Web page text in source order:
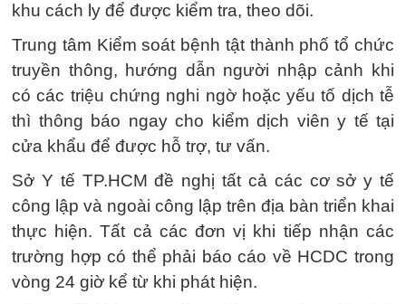
khu cách ly để được kiểm tra, theo dõi.
Trung tâm Kiểm soát bệnh tật thành phố tổ chức
truyền thông, hướng dẫn người nhập cảnh khi
có các triệu chứng nghi ngờ hoặc yếu tố dịch tễ
thì thông báo ngay cho kiểm dịch viên y tế tại
cửa khẩu để được hỗ trợ, tư vấn.
Sở Y tế TP.HCM đề nghị tất cả các cơ sở y tế
công lập và ngoài công lập trên địa bàn triển khai
thực hiện. Tất cả các đơn vị khi tiếp nhận các
trường hợp có thể phải báo cáo về HCDC trong
vòng 24 giờ kể từ khi phát hiện.